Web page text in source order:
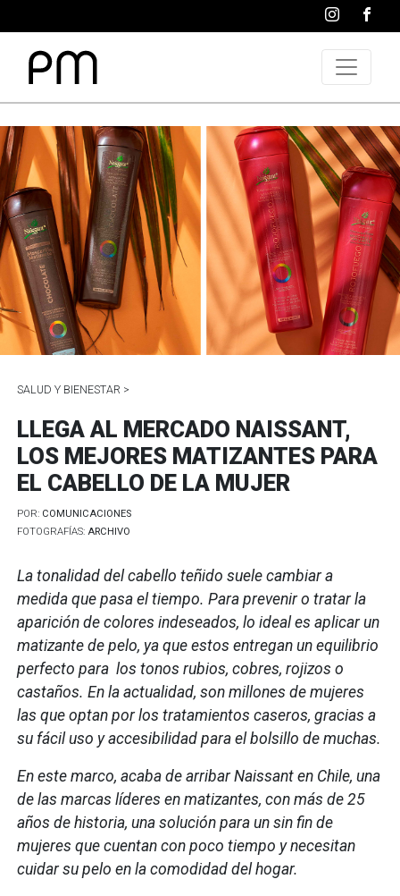
SALUD Y BIENESTAR >
LLEGA AL MERCADO NAISSANT,
LOS MEJORES MATIZANTES PARA
EL CABELLO DE LA MUJER
POR: COMUNICACIONES
FOTOGRAFÍAS:ARCHIVO
La tonalidad del cabello teñido suele cambiar a
medida que pasa el tiempo. Para prevenir o tratar la
aparición de colores indeseados, lo ideal es aplicar un
matizante de pelo, ya que estos entregan un equilibrio
perfecto para los tonos rubios, cobres, rojizos o
castaños. En la actualidad, son millones de mujeres
las que optan por los tratamientos caseros, gracias a
su fácil uso y accesibilidad para el bolsillo de muchas.
En este marco, acaba de arribar Naissant en Chile, una
de las marcas líderes en matizantes,con más de 25
años de historia, una solución para un sin fin de
mujeres que cuentan con poco tiempo y necesitan
cuidar su pelo en la comodidad del hogar.